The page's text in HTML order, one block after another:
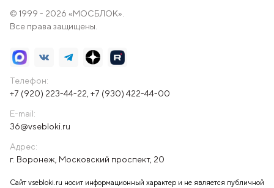
© 1999 - 2026 «МОСБЛОК».
Все права защищены.
Телефон:
+7 (920) 223-44-22 +7 (930) 422-44-00
E-mail:
36@vsebloki.ru
Адрес:
г. Воронеж, Московский проспект, 20
Сайт vsebloki.ru носит информационный характер и не является публичной